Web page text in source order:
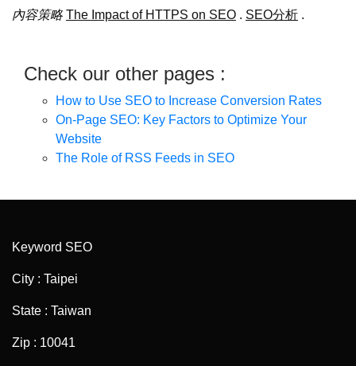
內容策略 The Impact of HTTPS on SEO . SEO分析 .
Check our other pages :
How to Use SEO to Increase Conversion Rates
On-Page SEO: Key Factors to Optimize Your
Website
The Role of RSS Feeds in SEO
Keyword SEO
City : Taipei
State : Taiwan
Zip : 10041